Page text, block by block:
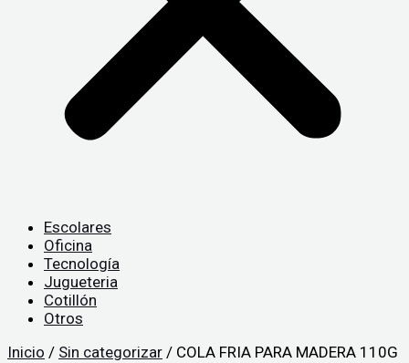
Escolares
Oficina
Tecnología
Jugueteria
Cotillón
Otros
Inicio / Sin categorizar / COLA FRIA PARA MADERA 110G